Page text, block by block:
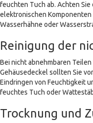
feuchten Tuch ab. Achten Sie
elektronischen
Wasserhähne oder
Reinigung der
Bei nicht abnehmbaren
Gehäusedeckel sollten Sie
Eindringen von Feuchtigkeit
feuchtes Tuch oder
Trocknung und